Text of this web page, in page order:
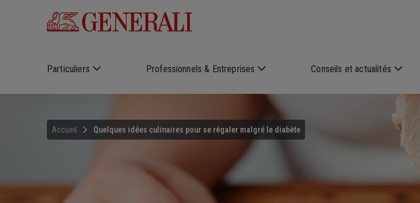
Particuliers Professionnels & Entreprises Conseils et actualités
Accueil Quelques idées culinaires pour se régaler malgré le diabète